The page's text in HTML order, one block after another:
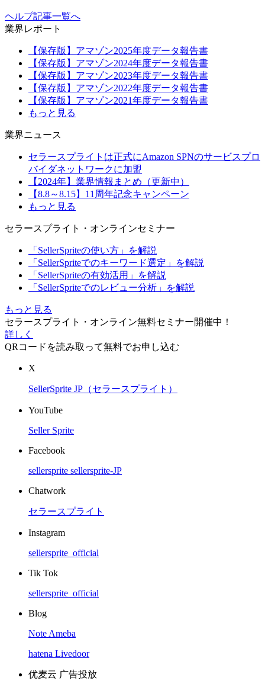
ヘルプ記事一覧へ
業界レポート
【保存版】アマゾン2025年度データ報告書
【保存版】アマゾン2024年度データ報告書
【保存版】アマゾン2023年度データ報告書
【保存版】アマゾン2022年度データ報告書
【保存版】アマゾン2021年度データ報告書
もっと見る
業界ニュース
セラースプライトは正式にAmazon SPNのサービスプロ
バイダネットワークに加盟
【2024年】業界情報まとめ（更新中）
【8.8～8.15】11周年記念キャンペーン
もっと見る
セラースプライト・オンラインセミナー
「SellerSpriteの使い方」を解説
「SellerSpriteでのキーワード選定」を解説
「SellerSpriteの有効活用」を解説
「SellerSpriteでのレビュー分析」を解説
もっと見る
セラースプライト・オンライン無料セミナー開催中！
詳しく
QRコードを読み取って無料でお申し込む
X
SellerSprite JP（セラースプライト）
YouTube
Seller Sprite
Facebook
sellersprite sellersprite-JP
Chatwork
セラースプライト
Instagram
sellersprite_official
Tik Tok
sellersprite_official
Blog
Note Ameba
hatena Livedoor
优麦云 广告投放